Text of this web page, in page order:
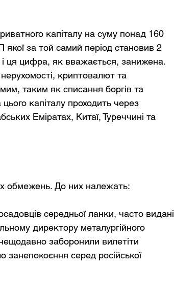
капіталу на суму понад 160
якої за той самий період становив 2
ця цифра, як вважається, занижена.
криптовалют та
таким як списання боргів та
капіталу проходить через
Еміратах, Китаї, Туреччині та
обмежень. До них належать:
середньої ланки, часто видані
директору металургійного
заборонили вилетіти
серед російської